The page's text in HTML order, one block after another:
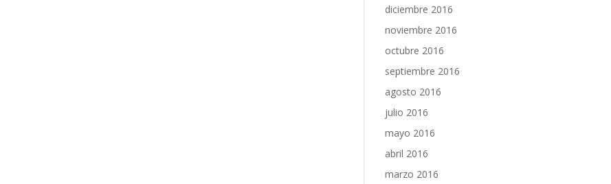
diciembre 2016
noviembre 2016
octubre 2016
septiembre 2016
agosto 2016
julio 2016
mayo 2016
abril 2016
marzo 2016